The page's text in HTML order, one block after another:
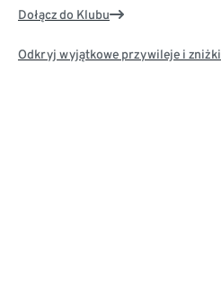
Dołącz do Klubu
Odkryj wyjątkowe przywileje i zniżki